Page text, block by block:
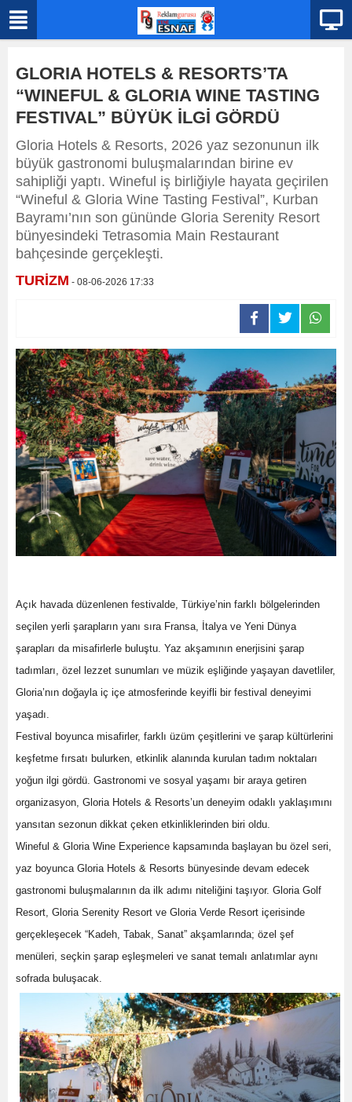
GLORIA HOTELS & RESORTS’TA
“WINEFUL & GLORIA WINE TASTING
FESTIVAL” BÜYÜK İLGİ GÖRDÜ
Gloria Hotels & Resorts, 2026 yaz sezonunun ilk
büyük gastronomi buluşmalarından birine ev
sahipliği yaptı. Wineful iş birliğiyle hayata geçirilen
“Wineful & Gloria Wine Tasting Festival”, Kurban
Bayramı’nın son gününde Gloria Serenity Resort
bünyesindeki Tetrasomia Main Restaurant
bahçesinde gerçekleşti.
TURİZM - 08-06-2026 17:33
Açık havada düzenlenen festivalde, Türkiye’nin farklı bölgelerinden
seçilen yerli şarapların yanı sıra Fransa, İtalya ve Yeni Dünya
şarapları da misafirlerle buluştu. Yaz akşamının enerjisini şarap
tadımları, özel lezzet sunumları ve müzik eşliğinde yaşayan davetliler,
Gloria’nın doğayla iç içe atmosferinde keyifli bir festival deneyimi
yaşadı.
Festival boyunca misafirler, farklı üzüm çeşitlerini ve şarap kültürlerini
keşfetme fırsatı bulurken, etkinlik alanında kurulan tadım noktaları
yoğun ilgi gördü. Gastronomi ve sosyal yaşamı bir araya getiren
organizasyon, Gloria Hotels & Resorts’un deneyim odaklı yaklaşımını
yansıtan sezonun dikkat çeken etkinliklerinden biri oldu.
Wineful & Gloria Wine Experience kapsamında başlayan bu özel seri,
yaz boyunca Gloria Hotels & Resorts bünyesinde devam edecek
gastronomi buluşmalarının da ilk adımı niteliğini taşıyor. Gloria Golf
Resort, Gloria Serenity Resort ve Gloria Verde Resort içerisinde
gerçekleşecek “Kadeh, Tabak, Sanat” akşamlarında; özel şef
menüleri, seçkin şarap eşleşmeleri ve sanat temalı anlatımlar aynı
sofrada buluşacak.